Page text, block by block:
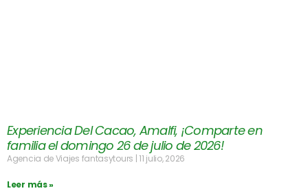
Experiencia Del Cacao, Amalfi, ¡Comparte en
familia el domingo 26 de julio de 2026!
Agencia de Viajes fantasytours 11 julio, 2026
Leer más »